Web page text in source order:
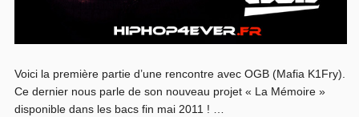
Voici la première partie d’une rencontre avec OGB (Mafia K1Fry).
Ce dernier nous parle de son nouveau projet « La Mémoire »
disponible dans les bacs fin mai 2011 ! …